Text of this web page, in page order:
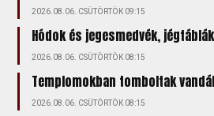
2026.08.06. CSÜTÖRTÖK 09:15
Hódok és jegesmedvék,
2026.08.06. CSÜTÖRTÖK 08:15
Templomokban tomboltak
2026.08.06. CSÜTÖRTÖK 08:15